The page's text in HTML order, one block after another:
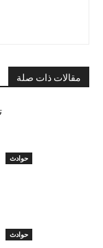
مقالات ذات صلة
حوادث
حوادث